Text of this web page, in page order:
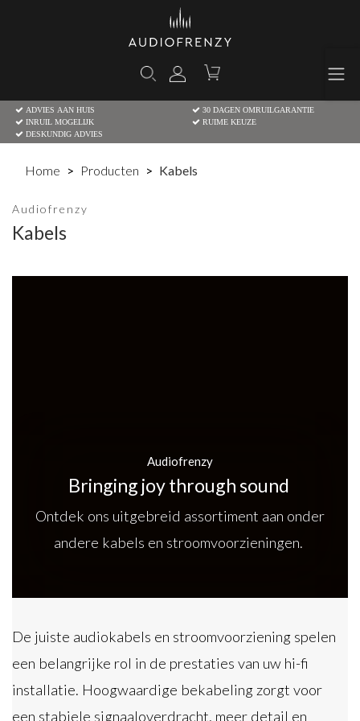
ADVIES AAN HUIS
30 DAGEN OMRUILGARANTIE
INRUIL MOGELIJK
RUIME KEUZE
DESKUNDIG ADVIES
Home Producten Kabels
Audiofrenzy
Kabels
Audiofrenzy
Bringing joy through sound
Ontdek ons uitgebreid assortiment aan onder
andere kabels en stroomvoorzieningen.
De juiste audiokabels en stroomvoorziening spelen
een belangrijke rol in de prestaties van uw hi-fi
installatie. Hoogwaardige bekabeling zorgt voor
een stabiele signaaloverdracht, meer detail en